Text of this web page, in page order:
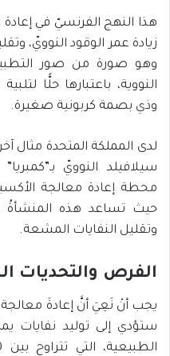
هذا النهج الفرنسيّ في إعادة
زيادة عمر الوقود النوويّ،
وهو صورة من صور
النووية، باعتبارها حلًّا
وذي بصمة كربونية صغيرة.
لدى المملكة المتحدة مثال
سيلافيلد النوويّ
حيث تساعد هذه المنشأةُ
وتقليل النفايات المشعة.
الفرص والتحديات
يجب أنْ نَعِيَ أنَّ إعادةَ
ستؤدي إلى توليد نفايات